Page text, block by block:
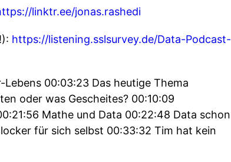
linktr.ee/jonas.rashedi
https://listening.sslsurvey.de/Data-Podcast-
00:03:23 Das heutige Thema
oder was Gescheites? 00:10:09
Mathe und Data 00:22:48 Data schon
für sich selbst 00:33:32 Tim hat kein